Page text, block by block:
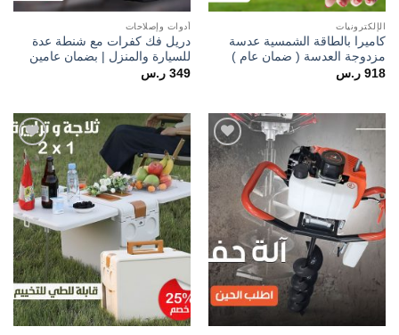
الإلكترونيات
كاميرا بالطاقة الشمسية عدسة
مزدوجة العدسة ( ضمان عام )
918 ر.س
أدوات وإصلاحات
دريل فك كفرات مع شنطة عدة
للسيارة والمنزل | بضمان عامين
349 ر.س
Add to
wishlist
Add to
wishlist